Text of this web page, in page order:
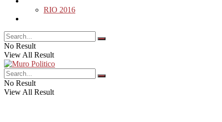
RIO 2016
No Result
View All Result
No Result
View All Result